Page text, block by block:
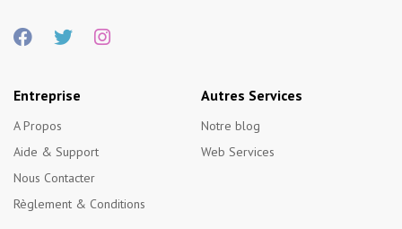
Entreprise
A Propos
Aide & Support
Nous Contacter
Règlement & Conditions
Autres Services
Notre blog
Web Services